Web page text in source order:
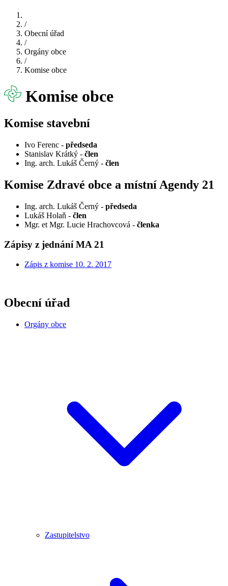
/
Obecní úřad
/
Orgány obce
/
Komise obce
Komise obce
Komise stavební
Ivo Ferenc - předseda
Stanislav Krátký - člen
Ing. arch. Lukáš Černý - člen
Komise Zdravé obce a místní Agendy 21
Ing. arch. Lukáš Černý - předseda
Lukáš Holaň - člen
Mgr. et Mgr. Lucie Hrachovcová - členka
Zápisy z jednání MA 21
Zápis z komise 10. 2. 2017
Obecní úřad
Orgány obce
Zastupitelstvo